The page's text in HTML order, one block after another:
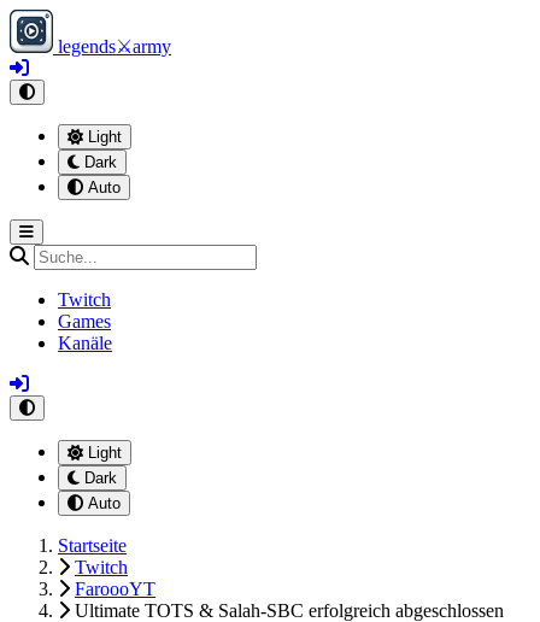
legends⚔army
Light
Dark
Auto
Twitch
Games
Kanäle
Light
Dark
Auto
Startseite
Twitch
FaroooYT
Ultimate TOTS & Salah-SBC erfolgreich abgeschlossen